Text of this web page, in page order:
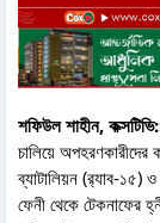
শফিউল শাহীন,
চালিয়ে
ব্যাটালিয়ন (র‌্যাব-১৫)
ফেনী থেকে টেকনাফের